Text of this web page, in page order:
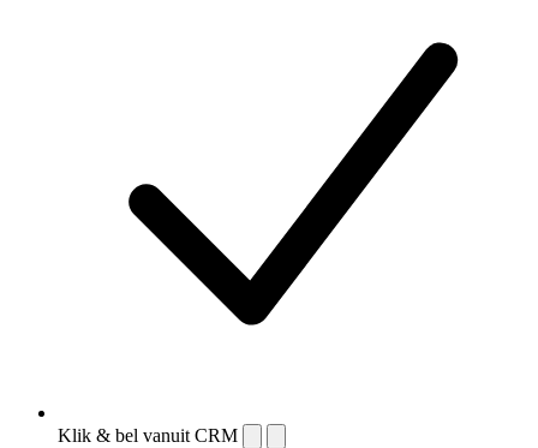
Klik & bel vanuit CRM